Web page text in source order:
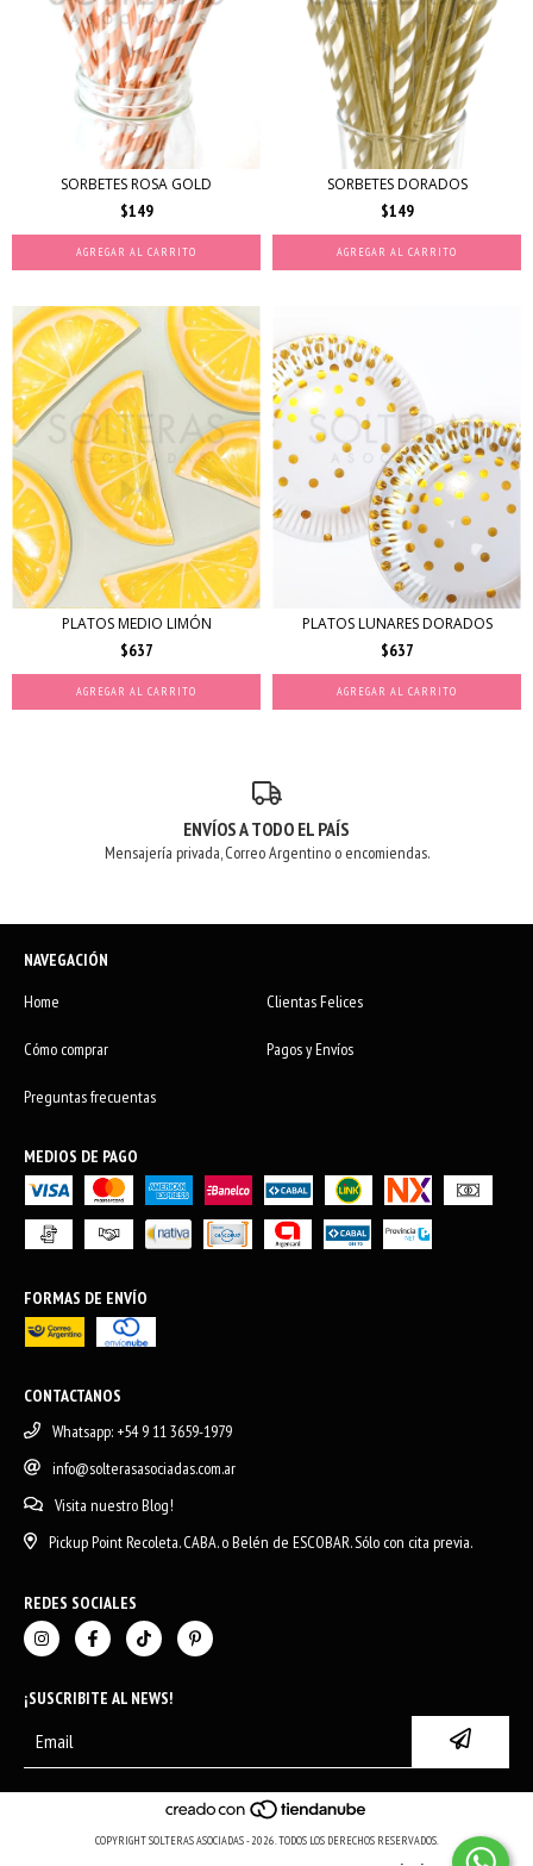
SORBETES ROSA GOLD
$149
AGREGAR AL CARRITO
SORBETES DORADOS
$149
AGREGAR AL CARRITO
PLATOS MEDIO LIMÓN
$637
AGREGAR AL CARRITO
PLATOS LUNARES DORADOS
$637
AGREGAR AL CARRITO
ENVÍOS A TODO EL PAÍS
Mensajería privada, Correo Argentino o encomiendas.
NAVEGACIÓN
Home
Clientas Felices
Cómo comprar Pagos y Envíos
Preguntas frecuentas
MEDIOS DE PAGO
FORMAS DE ENVÍO
CONTACTANOS
Whatsapp: +54 9 11 3659-1979
info@solterasasociadas.com.ar
Visita nuestro Blog!
Pickup Point Recoleta. CABA. o Belén de ESCOBAR. Sólo con cita previa.
REDES SOCIALES
¡SUSCRIBITE AL NEWS!
COPYRIGHT SOLTERAS ASOCIADAS - 2026. TODOS LOS DERECHOS RESERVADOS.